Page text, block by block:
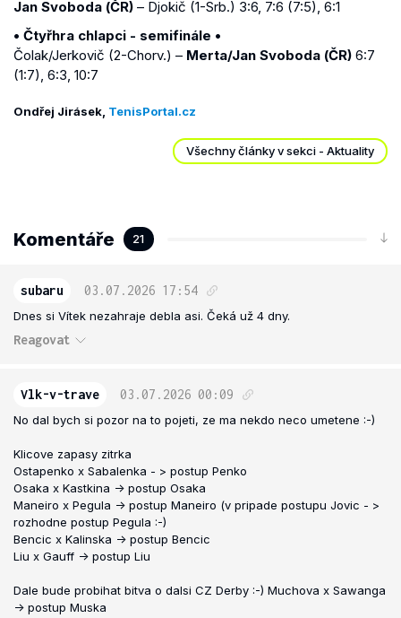
Jan Svoboda (ČR) – Djokič (1-Srb.) 3:6, 7:6 (7:5), 6:1
• Čtyřhra chlapci - semifinále •
Čolak/Jerkovič (2-Chorv.) – Merta/Jan Svoboda (ČR) 6:7
(1:7), 6:3, 10:7
Ondřej Jirásek, TenisPortal.cz
Všechny články v sekci - Aktuality
Komentáře 21
subaru 03.07.2026 17:54
Dnes si Vítek nezahraje debla asi. Čeká už 4 dny.
Reagovat
Vlk-v-trave 03.07.2026 00:09
No dal bych si pozor na to pojeti, ze ma nekdo neco umetene :-)
Klicove zapasy zitrka
Ostapenko x Sabalenka - > postup Penko
Osaka x Kastkina -> postup Osaka
Maneiro x Pegula -> postup Maneiro (v pripade postupu Jovic - >
rozhodne postup Pegula :-)
Bencic x Kalinska -> postup Bencic
Liu x Gauff -> postup Liu
Dale bude probihat bitva o dalsi CZ Derby :-) Muchova x Sawanga
-> postup Muska